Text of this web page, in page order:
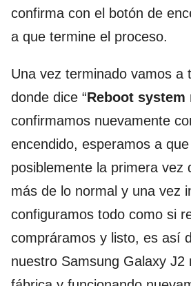
confirma con el botón de
a que termine el proceso.
Una vez terminado vamos a
donde dice “Reboot system
confirmamos nuevamente
encendido, esperamos a
posiblemente la primera vez
más de lo normal y una vez
configuramos todo como si
compráramos y listo, es así
nuestro Samsung Galaxy J2